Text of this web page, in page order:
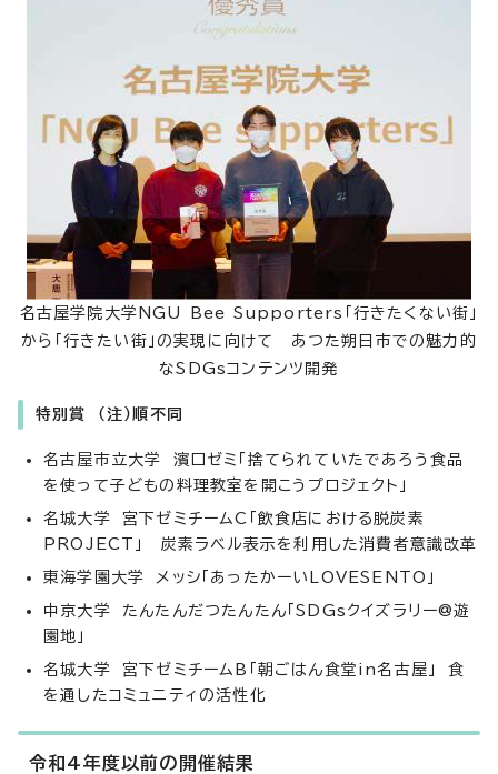
名古屋学院大学NGU Bee Supporters「行きたくない街」
から「行きたい街」の実現に向けて あつた朔日市での魅力的
なSDGsコンテンツ開発
特別賞 （注）順不同
名古屋市立大学 濱口ゼミ「捨てられていたであろう食品
を使って子どもの料理教室を開こうプロジェクト」
名城大学 宮下ゼミチームC「飲食店における脱炭素
PROJECT」 炭素ラベル表示を利用した消費者意識改革
東海学園大学 メッシ「あったかーいLOVESENTO」
中京大学 たんたんだつたんたん「SDGsクイズラリー@遊
園地」
名城大学 宮下ゼミチームB「朝ごはん食堂in名古屋」 食
を通したコミュニティの活性化
令和4年度以前の開催結果